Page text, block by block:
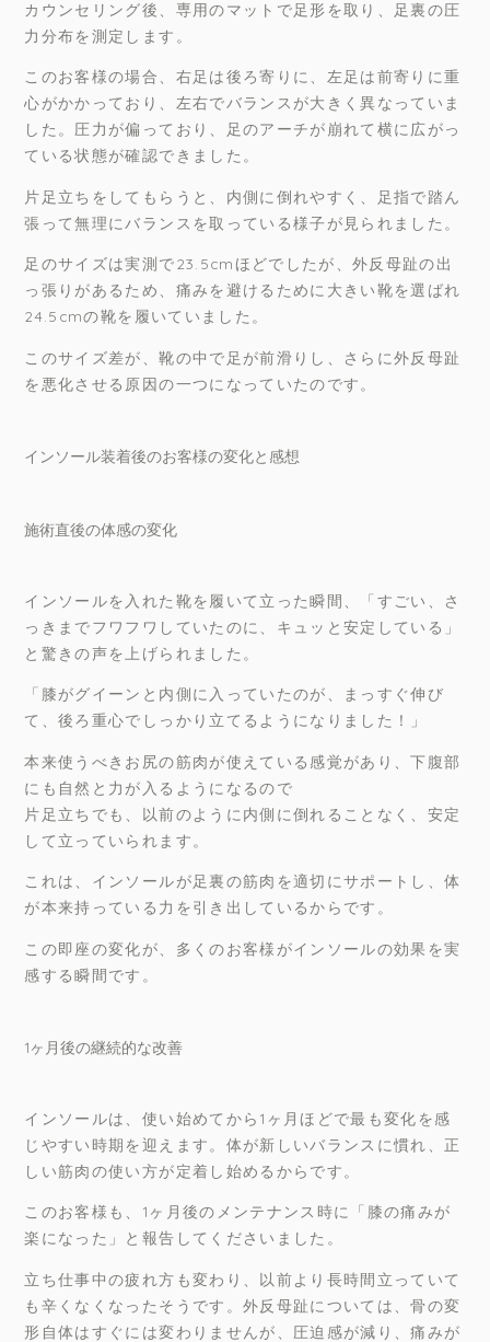
カウンセリング後、専用のマットで足形を取り、足裏の圧
力分布を測定します。
このお客様の場合、右足は後ろ寄りに、左足は前寄りに重
心がかかっており、左右でバランスが大きく異なっていま
した。圧力が偏っており、足のアーチが崩れて横に広がっ
ている状態が確認できました。
片足立ちをしてもらうと、内側に倒れやすく、足指で踏ん
張って無理にバランスを取っている様子が見られました。
足のサイズは実測で23.5cmほどでしたが、外反母趾の出
っ張りがあるため、痛みを避けるために大きい靴を選ばれ
24.5cmの靴を履いていました。
このサイズ差が、靴の中で足が前滑りし、さらに外反母趾
を悪化させる原因の一つになっていたのです。
インソール装着後のお客様の変化と感想
施術直後の体感の変化
インソールを入れた靴を履いて立った瞬間、「すごい、さ
っきまでフワフワしていたのに、キュッと安定している」
と驚きの声を上げられました。
「膝がグイーンと内側に入っていたのが、まっすぐ伸び
て、後ろ重心でしっかり立てるようになりました！」
本来使うべきお尻の筋肉が使えている感覚があり、下腹部
にも自然と力が入るようになるので
片足立ちでも、以前のように内側に倒れることなく、安定
して立っていられます。
これは、インソールが足裏の筋肉を適切にサポートし、体
が本来持っている力を引き出しているからです。
この即座の変化が、多くのお客様がインソールの効果を実
感する瞬間です。
1ヶ月後の継続的な改善
インソールは、使い始めてから1ヶ月ほどで最も変化を感
じやすい時期を迎えます。体が新しいバランスに慣れ、正
しい筋肉の使い方が定着し始めるからです。
このお客様も、1ヶ月後のメンテナンス時に「膝の痛みが
楽になった」と報告してくださいました。
立ち仕事中の疲れ方も変わり、以前より長時間立っていて
も辛くなくなったそうです。外反母趾については、骨の変
形自体はすぐには変わりませんが、圧迫感が減り、痛みが